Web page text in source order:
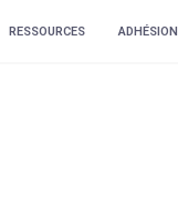
RESSOURCES ADHÉSION